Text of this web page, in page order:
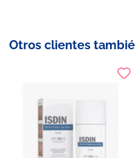
Otros clientes